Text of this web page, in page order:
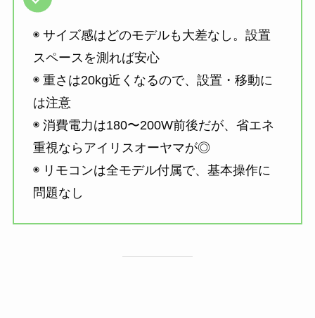
◉ サイズ感はどのモデルも大差なし。設置
スペースを測れば安心
◉ 重さは20kg近くなるので、設置・移動に
は注意
◉ 消費電力は180〜200W前後だが、省エネ
重視ならアイリスオーヤマが◎
◉ リモコンは全モデル付属で、基本操作に
問題なし